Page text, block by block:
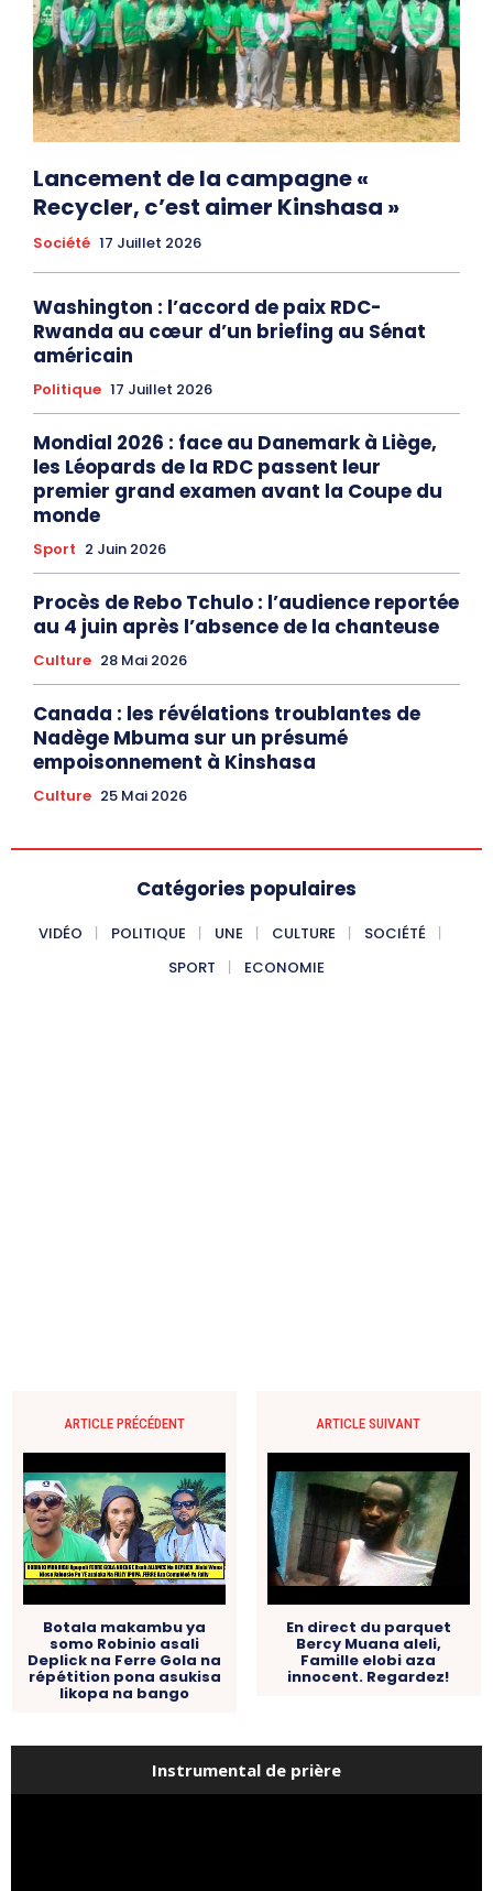
Lancement de la campagne «
Recycler, c’est aimer Kinshasa »
Société 17 Juillet 2026
Washington : l’accord de paix RDC-
Rwanda au cœur d’un briefing au Sénat
américain
Politique 17 Juillet 2026
Mondial 2026 : face au Danemark à Liège,
les Léopards de la RDC passent leur
premier grand examen avant la Coupe du
monde
Sport 2 Juin 2026
Procès de Rebo Tchulo : l’audience reportée
au 4 juin après l’absence de la chanteuse
Culture 28 Mai 2026
Canada : les révélations troublantes de
Nadège Mbuma sur un présumé
empoisonnement à Kinshasa
Culture 25 Mai 2026
Catégories populaires
VIDÉO POLITIQUE UNE CULTURE
SOCIÉTÉ
SPORT
ECONOMIE
ARTICLE PRÉCÉDENT
Botala makambu ya
somo Robinio asali
Deplick na Ferre Gola na
répétition pona asukisa
likopa na bango
ARTICLE SUIVANT
En direct du parquet
Bercy Muana aleli,
Famille elobi aza
innocent. Regardez!
Instrumental de prière